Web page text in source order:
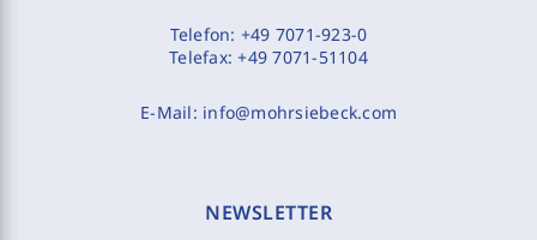
Telefon: +49 7071-923-0
Telefax:+49 7071-51104
E-Mail: info@mohrsiebeck.com
NEWSLETTER